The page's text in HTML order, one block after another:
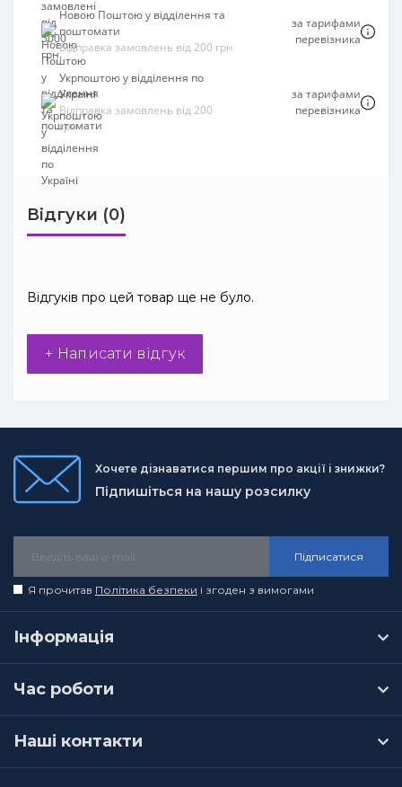
Новою Поштою у відділення та
поштомати
Відправка замовлень від 200 грн
за тарифами
перевізника
Укрпоштою у відділення по
Україні
Відправка замовлень від 200
грн
за тарифами
перевізника
Відгуки (0)
Відгуків про цей товар ще не було.
+ Написати відгук
Хочете дізнаватися першим про акції і знижки?
Підпишіться на нашу розсилку
Підписатися
Я прочитав Політика безпеки і згоден з вимогами
Інформація
Час роботи
Наші контакти